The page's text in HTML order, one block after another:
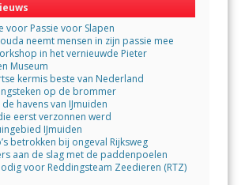
voor Passie voor Slapen
neemt mensen in zijn passie mee
in het vernieuwde Pieter
Museum
kermis beste van Nederland
op de brommer
havens van IJmuiden
eerst verzonnen werd
IJmuiden
betrokken bij ongeval Rijksweg
aan de slag met de paddenpoelen
voor Reddingsteam Zeedieren (RTZ)